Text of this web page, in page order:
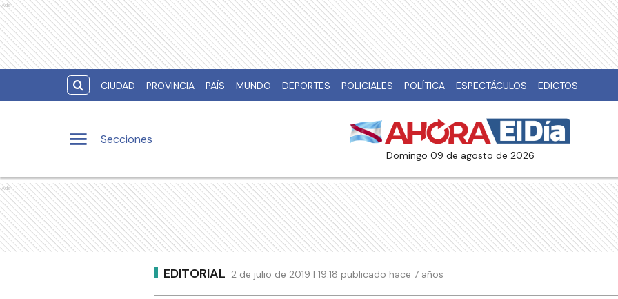
Ads
CIUDAD PROVINCIA PAÍS MUNDO DEPORTES POLICIALES POLÍTICA ESPECTÁCULOS EDICTOS
Secciones
domingo 09 de agosto de 2026
Ads
EDITORIAL 2 de julio de 2019 | 19:18 publicado hace 7 años